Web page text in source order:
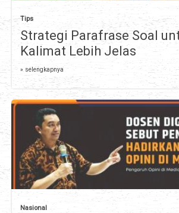
Tips
Strategi Parafrase Soal
Kalimat Lebih Jelas
» selengkapnya
Nasional